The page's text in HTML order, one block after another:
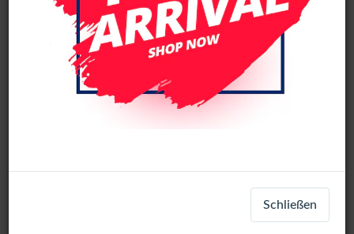
360 Rotating Samsung Tablet Case -
Galaxy Tab A 10.5 (T590) - BlackSchließen